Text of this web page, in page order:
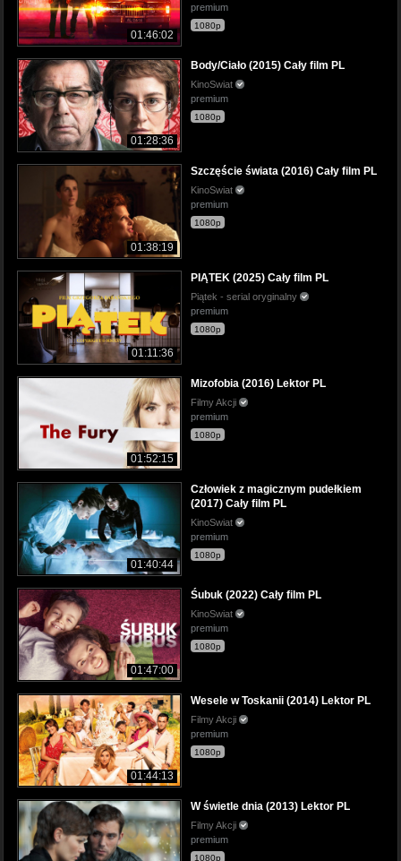
01:46:02
premium
1080p
01:28:36
Body/Ciało (2015) Cały film PL
KinoSwiat
premium
1080p
01:38:19
Szczęście świata (2016) Cały film PL
KinoSwiat
premium
1080p
01:11:36
PIĄTEK (2025) Cały film PL
Piątek - serial oryginalny
premium
1080p
01:52:15
Mizofobia (2016) Lektor PL
Filmy Akcji
premium
1080p
01:40:44
Człowiek z magicznym pudełkiem
(2017) Cały film PL
KinoSwiat
premium
1080p
01:47:00
Śubuk (2022) Cały film PL
KinoSwiat
premium
1080p
01:44:13
Wesele w Toskanii (2014) Lektor PL
Filmy Akcji
premium
1080p
W świetle dnia (2013) Lektor PL
Filmy Akcji
premium
1080p